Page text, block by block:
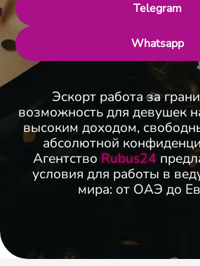
Telegram
Whatsapp
Эскорт работа за
возможность для девушек
высоким доходом,
абсолютной
Агентство Rubus24
условия для работы в
мира: от ОАЭ до